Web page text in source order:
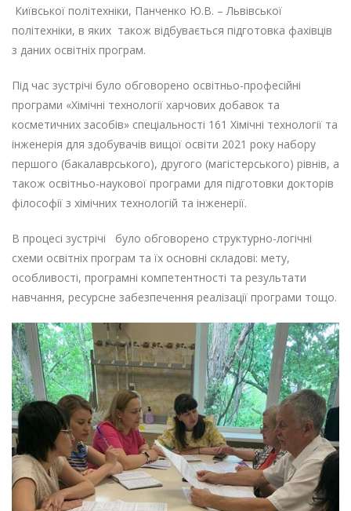
Київської політехніки, Панченко Ю.В. – Львівської
політехніки, в яких також відбувається підготовка фахівців
з даних освітніх програм.
Під час зустрічі було обговорено освітньо-професійні
програми «Хімічні технології харчових добавок та
косметичних засобів» спеціальності 161 Хімічні технології та
інженерія для здобувачів вищої освіти 2021 року набору
першого (бакалаврського), другого (магістерського) рівнів, а
також освітньо-наукової програми для підготовки докторів
філософії з хімічних технологій та інженерії.
В процесі зустрічі було обговорено структурно-логічні
схеми освітніх програм та їх основні складові: мету,
особливості, програмні компетентності та результати
навчання, ресурсне забезпечення реалізації програми тощо.